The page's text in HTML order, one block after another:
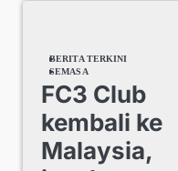
BERITA TERKINI
SEMASA
FC3 Club
kembali ke
Malaysia,